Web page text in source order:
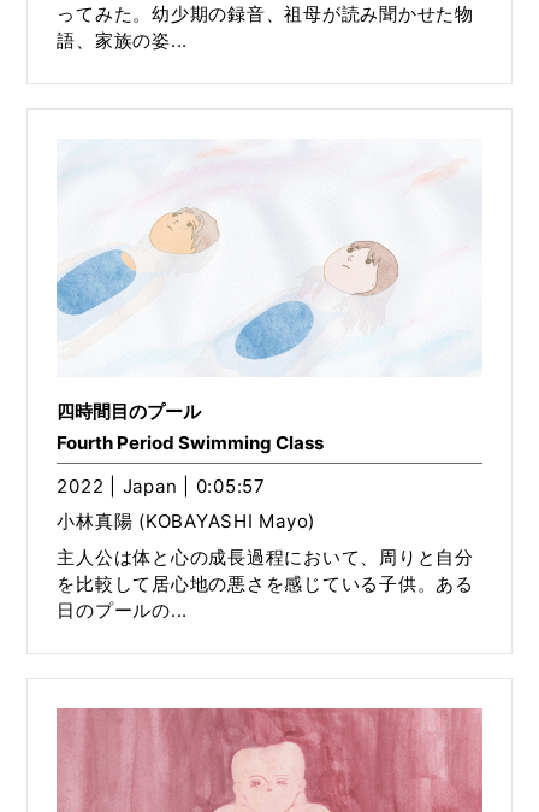
ってみた。幼少期の録音、祖母が読み聞かせた物
語、家族の姿...
四時間目のプール
Fourth Period Swimming Class
2022 | Japan | 0:05:57
小林真陽 (KOBAYASHI Mayo)
主人公は体と心の成長過程において、周りと自分
を比較して居心地の悪さを感じている子供。ある
日のプールの...